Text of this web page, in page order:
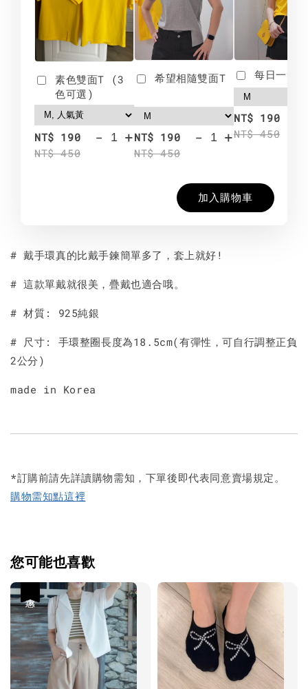
素色雙面T (3
色可選)
NT$ 190
NT$ 450
- +
希望相隨雙面T
NT$ 190
NT$ 450
- +
每日一笑
NT$ 190
NT$ 450
加入購物車
# 戴手環真的比戴手鍊簡單多了，套上就好!
# 這款單戴就很美，疊戴也適合哦。
# 材質: 925純銀
# 尺寸: 手環整圈長度為18.5cm(有彈性，可自行調整正負
2公分)
made in Korea
*訂購前請先詳讀購物需知，下單後即代表同意賣場規定。
購物需知點這裡
您可能也喜歡